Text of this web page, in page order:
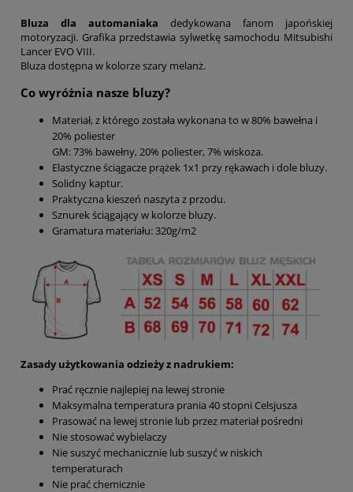
Bluza dla automaniaka dedykowana fanom japońskiej
motoryzacji. Grafika przedstawia sylwetkę samochodu Mitsubishi
Lancer EVO VIII.
Bluza dostępna w kolorze szary melanż.
Co wyróżnia nasze bluzy?
Materiał, z którego została wykonana to w 80% bawełna i
20% poliester
GM: 73% bawełny, 20% poliester, 7% wiskoza.
Elastyczne ściągacze prążek 1x1 przy rękawach i dole bluzy.
Solidny kaptur.
Praktyczna kieszeń naszyta z przodu.
Sznurek ściągający w kolorze bluzy.
Gramatura materiału: 320g/m2
Zasady użytkowania odzieży z nadrukiem:
Prać ręcznie najlepiej na lewej stronie
Maksymalna temperatura prania 40 stopni Celsjusza
Prasować na lewej stronie lub przez materiał pośredni
Nie stosować wybielaczy
Nie suszyć mechanicznie lub suszyć w niskich
temperaturach
Nie prać chemicznie